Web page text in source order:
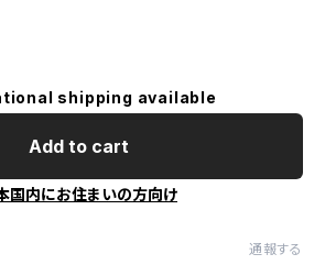
shipping available
Add to cart
国内にお住まいの方向け
通報する